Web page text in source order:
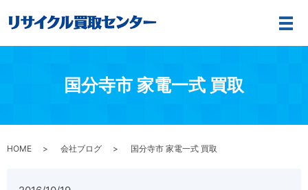
メ
国分寺市 家電一式 買取
HOME 会社ブログ 国分寺市 家電一式 買取